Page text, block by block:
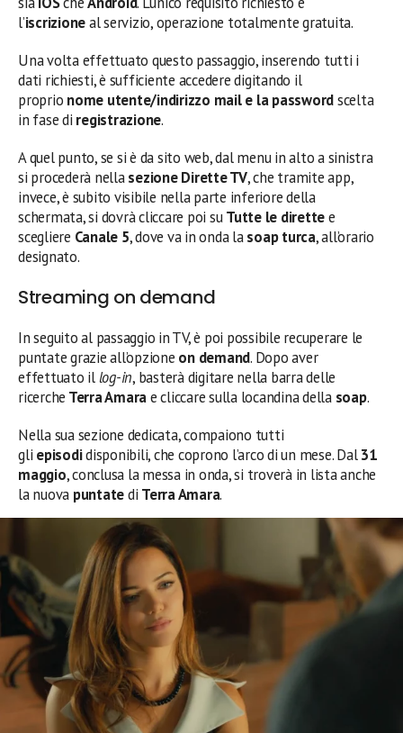
l’iscrizioneal servizio, operazione totalmente gratuita.
Una volta effettuato questo passaggio, inserendo tutti i
dati richiesti, è sufficiente accedere digitando il
proprio nome utente/indirizzo mail e la passwordscelta
in fase di registrazione.
A quel punto, se si è da sito web, dal menu in alto a sinistra
si procederà nellasezione Dirette TV, che tramite app,
invece, è subito visibile nella parte inferiore della
schermata, si dovrà cliccare poi suTutte le direttee
scegliere Canale 5, dove va in onda lasoap turca, all’orario
designato.
Streaming on demand
In seguito al passaggio in TV, è poi possibile recuperare le
puntate grazie all’opzione on demand. Dopo aver
effettuato illog-in, basterà digitare nella barra delle
ricerche Terra Amarae cliccare sulla locandina della soap.
Nella sua sezione dedicata, compaiono tutti
gli episodidisponibili, che coprono l’arco di un mese. Dal31
maggio, conclusa la messa in onda, si troverà in lista anche
la nuova puntatedi Terra Amara.